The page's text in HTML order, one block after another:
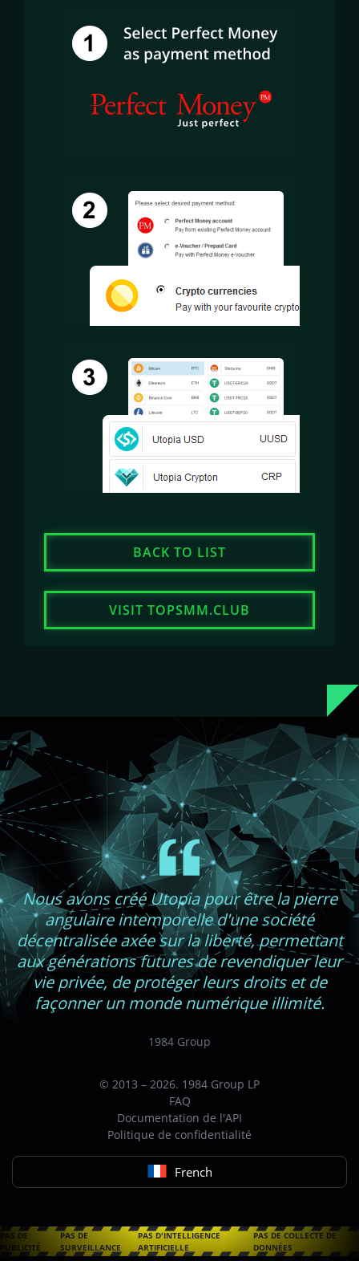
BACK TO LIST
VISIT TOPSMM.CLUB
Nous avons créé Utopia pour être la pierre
angulaire intemporelle d'une société
décentralisée axée sur la liberté, permettant
aux générations futures de revendiquer leur
vie privée, de protéger leurs droits et de
façonner un monde numérique illimité.
1984 Group
© 2013 – 2026. 1984 Group LP
FAQ
Documentation de l'API
Politique de confidentialité
French
PAS DE
PUBLICITÉ
PAS DE
SURVEILLANCE
PAS D'INTELLIGENCE
ARTIFICIELLE
PAS DE COLLECTE DE
DONNÉES